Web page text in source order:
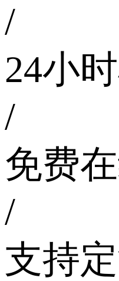
/
24小
/
免费
/
支持